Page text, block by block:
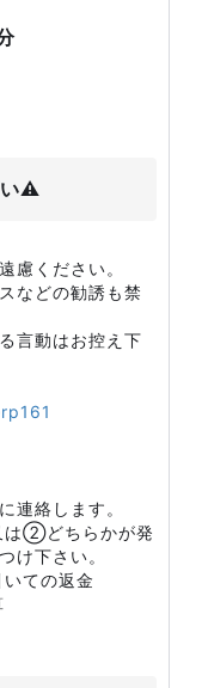
い⚠️
慮ください。
などの勧誘も禁
言動はお控え下
連絡します。
は②どちらかが発
け下さい。
ての返金